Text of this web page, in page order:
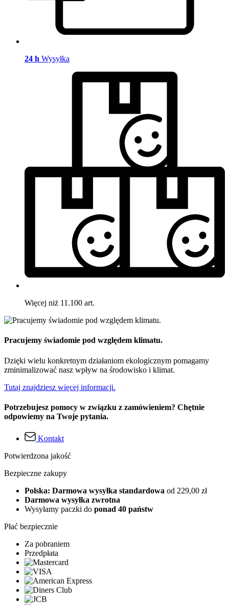
24 h Wysyłka
Więcej niż 11.100 art.
Pracujemy świadomie pod względem klimatu.
Dzięki wielu konkretnym działaniom ekologicznym pomagamy
zminimalizować nasz wpływ na środowisko i klimat.
Tutaj znajdziesz więcej informacji.
Potrzebujesz pomocy w związku z zamówieniem? Chętnie
odpowiemy na Twoje pytania.
Kontakt
Potwierdzona jakość
Bezpieczne zakupy
Polska: Darmowa wysyłka standardowa od 229,00 zł
Darmowa wysyłka zwrotna
Wysyłamy paczki do ponad 40 państw
Płać bezpiecznie
Za pobraniem
Przedpłata